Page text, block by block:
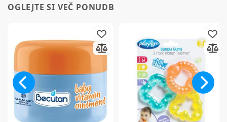
OGLEJTE SI VEČ PONUDB